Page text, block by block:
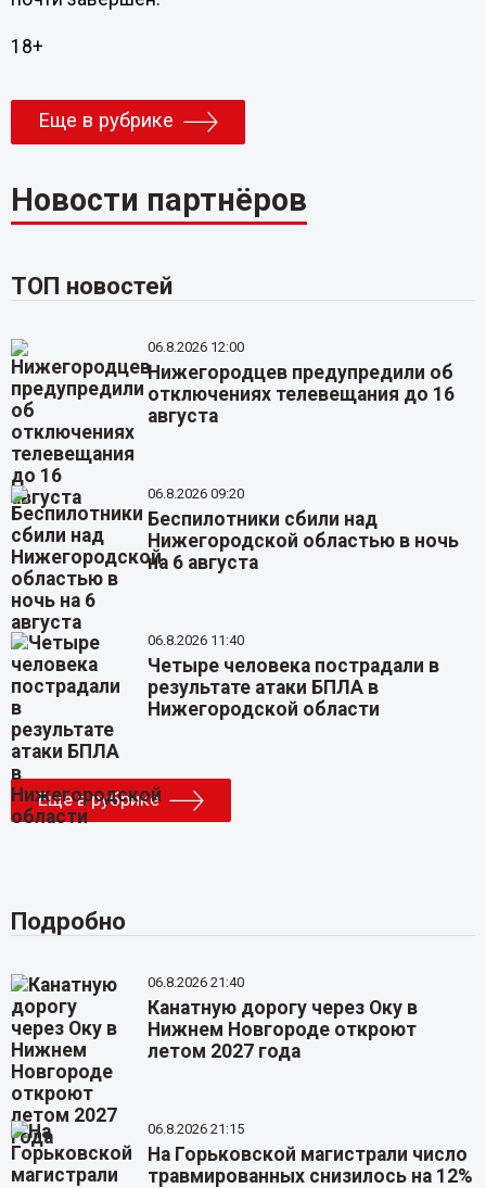
18+
Еще в рубрике
Новости партнёров
ТОП новостей
06.8.2026 12:00
Нижегородцев предупредили об
отключениях телевещания до 16
августа
06.8.2026 09:20
Беспилотники сбили над
Нижегородской областью в ночь
на 6 августа
06.8.2026 11:40
Четыре человека пострадали в
результате атаки БПЛА в
Нижегородской области
Еще в рубрике
Подробно
06.8.2026 21:40
Канатную дорогу через Оку в
Нижнем Новгороде откроют
летом 2027 года
06.8.2026 21:15
На Горьковской магистрали число
травмированных снизилось на 12%